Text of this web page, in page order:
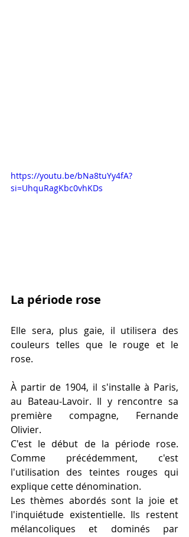
https://youtu.be/bNa8tuYy4fA?
si=UhquRagKbc0vhKDs
La période rose
Elle sera, plus gaie, il utilisera des
couleurs telles que le rouge et le
rose.
À partir de 1904, il s'installe à Paris,
au Bateau-Lavoir. Il y rencontre sa
première compagne, Fernande
Olivier.
C'est le début de la période rose.
Comme précédemment, c'est
l'utilisation des teintes rouges qui
explique cette dénomination.
Les thèmes abordés sont la joie et
l'inquiétude existentielle. Ils restent
mélancoliques et dominés par